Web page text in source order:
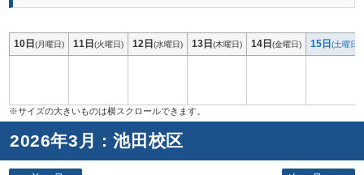
10日(月曜日) 11日(火曜日) 12日(水曜日) 13日(木曜日) 14日(金曜日) 15日(土曜日)
2026年3月 : 池田校区